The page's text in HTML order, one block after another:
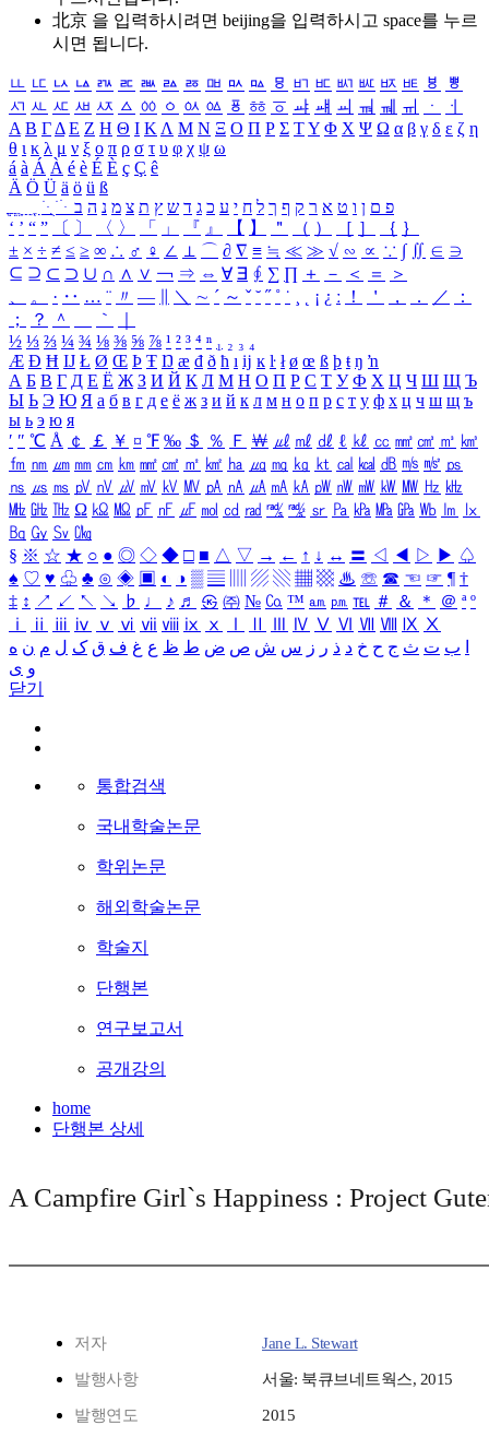
北京 을 입력하시려면 beijing을 입력하시고 space를 누르
시면 됩니다.
ㅥ ㅦ ㅧ ㅨ ㅩ ㅪ ㅫ ㅬ ㅭ ㅮ ㅯ ㅰ ㅱ ㅲ ㅳ ㅴ ㅵ ㅶ ㅷ ㅸ
ㅹ
ㅺ ㅻ ㅼ ㅽ ㅾ ㅿ ㆀ ㆁ ㆂ ㆃ ㆄ ㆅ ㆆ ㆇ ㆈ ㆉ ㆊ ㆋ ㆌ ㆍ
ㆎ
Α Β ΓΔ Ε Ζ Η Θ Ι ΚΛ Μ Ν Ξ Ο Π Ρ Σ ΤΥ Φ Χ Ψ Ω α β γ δ ε ζ η
θ ι κ λ μ ν ξ ο π ρ σ τ υ φ χ ψ ω
á à Á À é è É È ç Ç ê
Ä Ö Ü ä ö ü ß
ִֶֹ ֻּ ׁׂ פ ם ן ו ט א ר ק ף ך ל ח י ע כ ג ד ש ץ ת צ מ נ ה ב
‘ ’ “ ” 〔 〕 〈 〉 「 」 『 』 【 】 ＂ （ ） ［ ］ ｛ ｝
± × ÷ ≠ ≤ ≥ ∞ ∴ ♂ ♀ ∠ ⊥ ⌒ ∂ ∇ ≡ ≒ ≪ ≫ √ ∽ ∝ ∵ ∫ ∬ ∈ ∋
⊆ ⊇ ⊂ ⊃ ∪ ∩ ∧ ∨ ￢ ⇒ ⇔ ∀ ∃ ∮ ∑ ∏ ＋ － ＜ ＝
＞
、
。 · ‥ … ¨ 〃 ― ＼ ∼ ´ ～ ˇ ˘ ˝ ˚ ˙ ¸ ¡ ¿ ː ！ ＇ ， ． ／
：
；
？ ＾ ｀
½ ⅓ ⅔ ¼ ¾ ⅛ ⅜ ⅝ ⅞ ¹ ² ³ ⁴ ⁿ ₁ ₂ ₃ ₄
Æ Ð Ħ Ĳ Ł Ø Œ Þ Ŧ Ŋ æ đ ð ħ ı ĳ ĸ ŀ ł ø œ ß þ ŧ ŋ ŉ
А Б В Г Д Е Ё Ж З И Й К Л М Н О П Р С Т У Ф Х Ц Ч Ш Щ Ъ
Ы Ь Э Ю Я а б в г д е ё ж з и й к л м н о п р с т у ф х ц ч ш щ ъ
ы ь э ю я
′ ″ ℃ Å ￠ ￡ ￥ ¤ ℉ ‰ ＄ ％ Ｆ ￦ ㎕ ㎖ ㎗ ℓ ㎘ ㏄ ㎣ ㎤ ㎥ ㎦
㎙ ㎚ ㎛ ㎜ ㎝ ㎞ ㎟ ㎠ ㎡ ㎢ ㏊ ㎍ ㎎ ㎏ ㏏ ㎈ ㎉ ㏈ ㎧ ㎨ ㎰
㎱ ㎲ ㎳ ㎴ ㎵ ㎶ ㎷ ㎸ ㎹ ㎀ ㎁ ㎂ ㎃ ㎄ ㎺ ㎻ ㎽ ㎾ ㎿ ㎐ ㎑
㎒ ㎓ ㎔ Ω ㏀ ㏁ ㎊ ㎋ ㎌ ㏖ ㏅ ㎭ ㎮ ㎯ ㏛ ㎩ ㎪ ㎫ ㎬ ㏝ ㏐
㏓
㏃ ㏉ ㏜ ㏆
§ ※ ☆ ★ ○ ● ◎ ◇ ◆ □ ■ △ ▽ → ← ↑ ↓ ↔ 〓 ◁ ◀ ▷ ▶ ♤
♠ ♡ ♥ ♧ ♣ ⊙ ◈ ▣ ◐ ◑ ▒ ▤ ▨ ▧ ▦ ▩ ♨ ☏ ☎ ☜ ☞ ¶ †
‡ ↕ ↗ ↙ ↖ ↘ ♭ ♩ ♪ ♬ ㉿ ㈜ № ㏇ ™ ㏂ ㏘ ℡ ＃ ＆ ＊ ＠ ª º
ⅰ
ⅱ ⅲ ⅳ ⅴ ⅵ ⅶ ⅷ ⅸ ⅹ Ⅳ Ⅴ Ⅵ Ⅶ Ⅷ Ⅸ Ⅹ
ب ت ث ج ح خ د ذ ر ز س ش ص ض ط ظ ع غ ف ق ک ل م ن ه
و ی
닫기
통합검색
국내학술논문
학위논문
해외학술논문
학술지
단행본
연구보고서
공개강의
home
단행본 상세
A Campfire Girl`s Happiness : Project
저자 Jane L. Stewart
발행사항 서울: 북큐브네트웍스, 2015
발행연도 2015